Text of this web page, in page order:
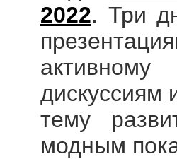
2022. Три
дискуссиям
тему
модным